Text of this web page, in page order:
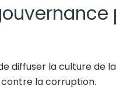
diffuser la culture de
la corruption.